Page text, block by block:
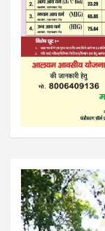
Video
Player